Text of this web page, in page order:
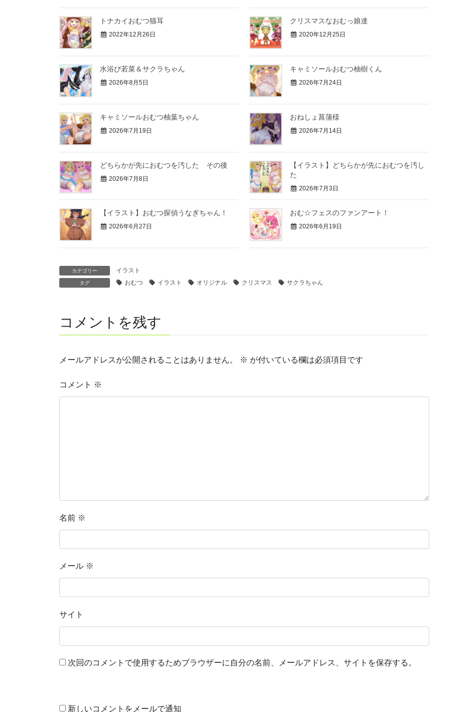
トナカイおむつ猫耳
2022年12月26日
クリスマスなおむっ娘達
2020年12月25日
水浴び若菜＆サクラちゃん
2026年8月5日
キャミソールおむつ柚樹くん
2026年7月24日
キャミソールおむつ柚葉ちゃん
2026年7月19日
おねしょ菖蒲様
2026年7月14日
どちらかが先におむつを汚した その後
2026年7月8日
【イラスト】どちらかが先におむつを汚し
た
2026年7月3日
【イラスト】おむつ探偵うなぎちゃん！
2026年6月27日
おむ☆フェスのファンアート！
2026年6月19日
カテゴリー イラスト
タグ おむつ イラスト オリジナル クリスマス サクラちゃん
コメントを残す
メールアドレスが公開されることはありません。 ※ が付いている欄は必須項目です
コメント ※
名前 ※
メール ※
サイト
次回のコメントで使用するためブラウザーに自分の名前、メールアドレス、サイトを保存する。
新しいコメントをメールで通知